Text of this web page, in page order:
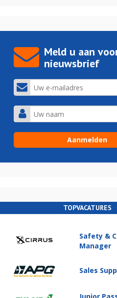
Meld u aan
nieuwsbrief
TOPVACATURES
Safety &
Manager
Sales